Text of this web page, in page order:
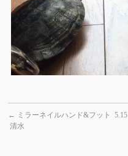
← ミラーネイルハンド&フット 5.15
清水